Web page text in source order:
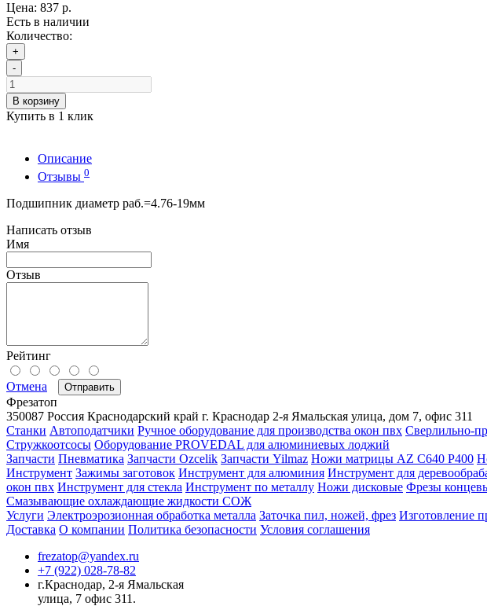
Цена: 837 р.
Есть в наличии
Количество:
+
-
В корзину
Купить в 1 клик
Описание
Отзывы 0
Подшипник диаметр раб.=4.76-19мм
Написать отзыв
Имя
Отзыв
Рейтинг
Отмена Отправить
Фрезатоп
350087 Россия Краснодарский край г. Краснодар 2-я Ямальская улица, дом 7, офис 311
Станки Автоподатчики Ручное оборудование для производства окон пвх Сверлильно-
Стружкоотсосы Оборудование PROVEDAL для алюминиевых лоджий
Запчасти Пневматика Запчасти Ozcelik Запчасти Yilmaz Ножи матрицы AZ C640 P400
Инструмент Зажимы заготовок Инструмент для алюминия Инструмент для
окон пвх Инструмент для стекла Инструмент по металлу Ножи дисковые Фрезы
Смазывающие охлаждающие жидкости СОЖ
Услуги Электроэрозионная обработка металла Заточка пил, ножей, фрез Изготовление
Доставка О компании Политика безопасности Условия соглашения
frezatop@yandex.ru
+7 (922) 028-78-82
г.Краснодар, 2-я Ямальская
улица, 7 офис 311.